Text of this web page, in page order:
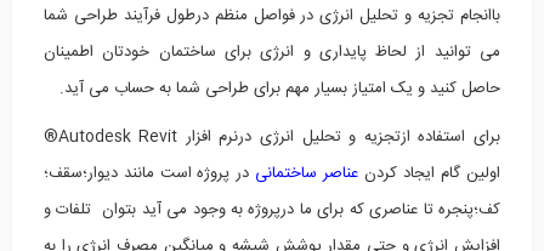
باانجام تجزیه و تحلیل انرژی در فواصل منظم درطول فرآیند طراحی شما
می توانید از لحاظ پایداری و انرژی برای ساختمان خودتان اطمینان
حاصل کنید و یک امتیاز بسیار مهم برای طراحی شما به حساب می آید.
برای استفاده ازتجزیه و تحلیل انرژی درنرم افزار Autodesk Revit®
اولین گام ایجاد کردن عناصر ساختمانیدر پروژه است مانند دیوار؛سقف؛
کف؛پنجره تا عناصری که برای ما درپروژه به وجود می آید بتوان تلفات و